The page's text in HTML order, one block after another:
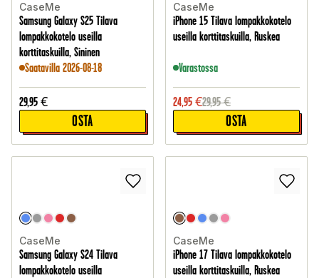
CaseMe
Samsung Galaxy S25 Tilava
lompakkokotelo useilla
korttitaskuilla, Sininen
Saatavilla 2026-08-18
29,95 €
OSTA
CaseMe
iPhone 15 Tilava lompakkokotelo
useilla korttitaskuilla, Ruskea
Varastossa
24,95 €29,95 €
OSTA
CaseMe
Samsung Galaxy S24 Tilava
lompakkokotelo useilla
CaseMe
iPhone 17 Tilava lompakkokotelo
useilla korttitaskuilla, Ruskea